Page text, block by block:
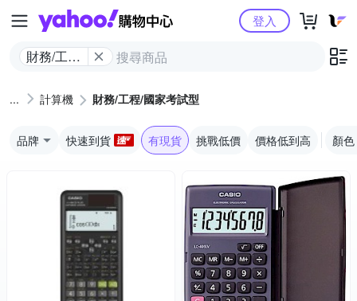
Yahoo購物中心
財務/工程/
型
登入
計算機 財務/工程/國家考試型
品牌 快速到貨 有現貨 挑戰低價 價格低到高 顏色